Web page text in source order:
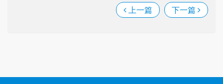
上一篇 下一篇